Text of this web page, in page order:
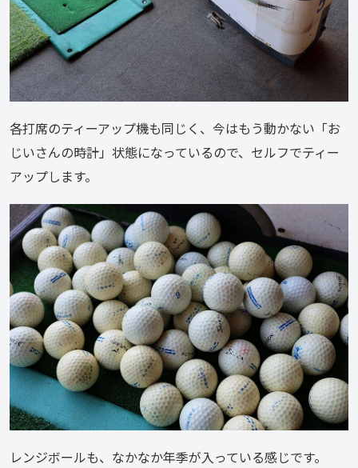
各打席のティーアップ機も同じく、今はもう動かない「お
じいさんの時計」状態になっているので、セルフでティー
アップします。
レンジボールも、なかなか年季が入っている感じです。